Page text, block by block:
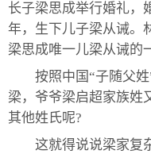
长子梁思成举行婚礼，
年，生下儿子梁从诫。
梁思成唯一儿梁从诫的
按照中国“子随父
梁，爷爷梁启超家族姓
其他姓氏呢?
这就得说说梁家复